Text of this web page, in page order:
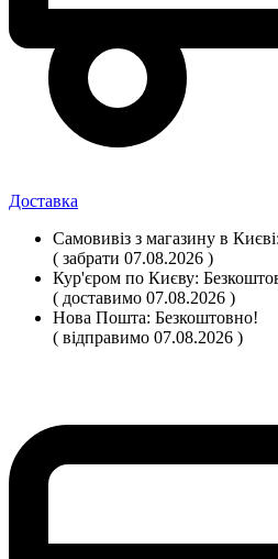
Доставка
Самовивіз з магазину в Києві:
( забрати 07.08.2026 )
Кур'єром по Києву:
( доставимо 07.08.2026 )
Нова Пошта: Безкоштовно!
( відправимо 07.08.2026 )